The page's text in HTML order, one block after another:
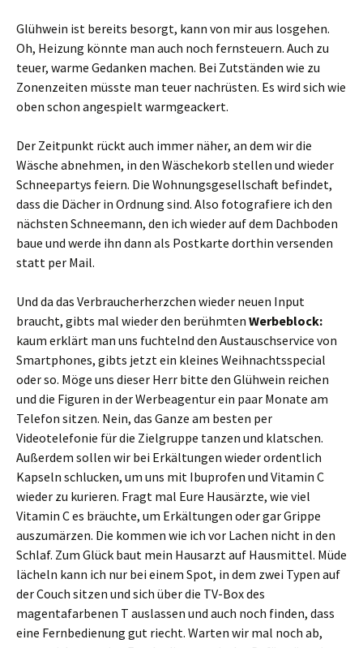
Glühwein ist bereits besorgt, kann von mir aus losgehen.
Oh, Heizung könnte man auch noch fernsteuern. Auch zu
teuer, warme Gedanken machen. Bei Zutständen wie zu
Zonenzeiten müsste man teuer nachrüsten. Es wird sich wie
oben schon angespielt warmgeackert.
Der Zeitpunkt rückt auch immer näher, an dem wir die
Wäsche abnehmen, in den Wäschekorb stellen und wieder
Schneepartys feiern. Die Wohnungsgesellschaft befindet,
dass die Dächer in Ordnung sind. Also fotografiere ich den
nächsten Schneemann, den ich wieder auf dem Dachboden
baue und werde ihn dann als Postkarte dorthin versenden
statt per Mail.
Und da das Verbraucherherzchen wieder neuen Input
braucht, gibts mal wieder den berühmten Werbeblock:
kaum erklärt man uns fuchtelnd den Austauschservice von
Smartphones, gibts jetzt ein kleines Weihnachtsspecial
oder so. Möge uns dieser Herr bitte den Glühwein reichen
und die Figuren in der Werbeagentur ein paar Monate am
Telefon sitzen. Nein, das Ganze am besten per
Videotelefonie für die Zielgruppe tanzen und klatschen.
Außerdem sollen wir bei Erkältungen wieder ordentlich
Kapseln schlucken, um uns mit Ibuprofen und Vitamin C
wieder zu kurieren. Fragt mal Eure Hausärzte, wie viel
Vitamin C es bräuchte, um Erkältungen oder gar Grippe
auszumärzen. Die kommen wie ich vor Lachen nicht in den
Schlaf. Zum Glück baut mein Hausarzt auf Hausmittel. Müde
lächeln kann ich nur bei einem Spot, in dem zwei Typen auf
der Couch sitzen und sich über die TV-Box des
magentafarbenen T auslassen und auch noch finden, dass
eine Fernbedienung gut riecht. Warten wir mal noch ab,